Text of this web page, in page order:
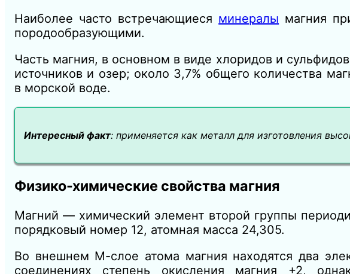
Наиболее часто встречающиеся минералы магния
породообразующими.
Часть магния, в основном в виде хлоридов и
источников и озер; около 3,7% общего количества
в морской воде.
Интересный факт: применяется как металл для изготовления
Физико-химические свойства магния
Магний — химический элемент второй группы
порядковый номер 12, атомная масса 24,305.
Во внешнем М-слое атома магния находятся два
соединениях степень окисления магния +2,